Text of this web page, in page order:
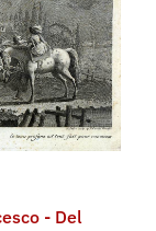
mitologiche e di
Kaufmann e in
Venezia nel 1806.
- Del